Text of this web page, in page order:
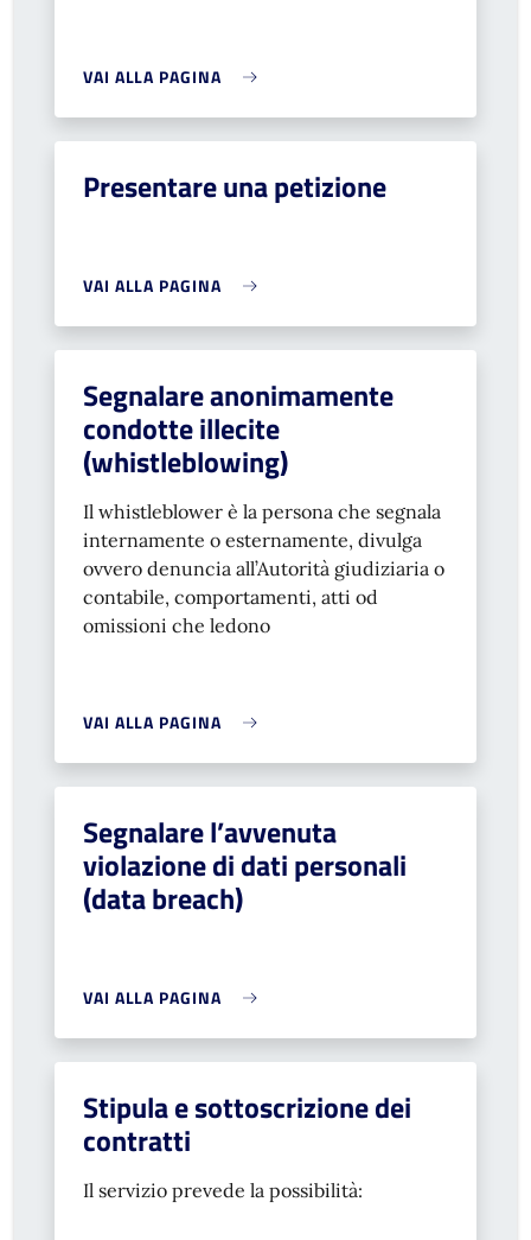
VAI ALLA PAGINA
Presentare una petizione
VAI ALLA PAGINA
Segnalare anonimamente
condotte illecite
(whistleblowing)
Il whistleblower è la persona che segnala
internamente o esternamente, divulga
ovvero denuncia all’Autorità giudiziaria o
contabile, comportamenti, atti od
omissioni che ledono
VAI ALLA PAGINA
Segnalare l’avvenuta
violazione di dati personali
(data breach)
VAI ALLA PAGINA
Stipula e sottoscrizione dei
contratti
Il servizio prevede la possibilità: